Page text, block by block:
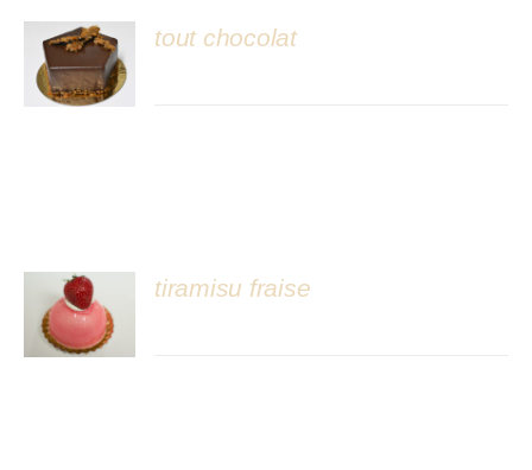
DÉTAILS
tout chocolat
DÉTAILS
tiramisu fraise